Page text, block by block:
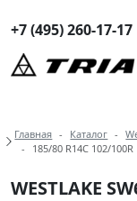
+7 (495) 260-17-17
Навигация
Главная Каталог
185/80 R14C 102/100R
WESTLAKE